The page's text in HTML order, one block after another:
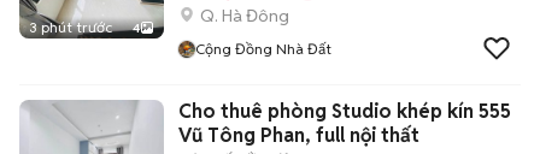
3 phút trước 4
Q. Hà Đông
Cộng Đồng Nhà Đất
Cho thuê phòng Studio khép kín 555
Vũ Tông Phan, full nội thất